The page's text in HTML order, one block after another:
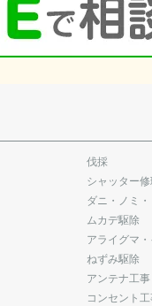
伐採
シャッター修
ダニ・ノミ
ムカデ駆除
アライグマ
ねずみ駆除
アンテナ工事
コンセント